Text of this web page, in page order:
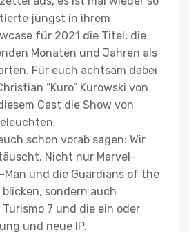
jüngst in ihrem
für 2021 die Titel, die
Monaten und Jahren als
Für euch achtsam dabei
“Kuro” Kurowski von
Cast die Show von
schon vorab sagen: Wir
Nicht nur Marvel-
Man und die Guardians of the
sondern auch
Turismo 7 und die ein oder
und neue IP.